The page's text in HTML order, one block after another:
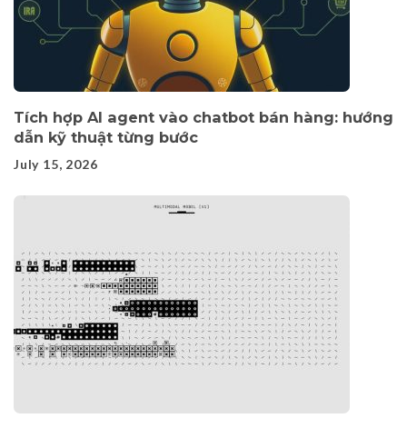
Tích hợp AI agent vào chatbot bán hàng: hướng
dẫn kỹ thuật từng bước
July 15, 2026